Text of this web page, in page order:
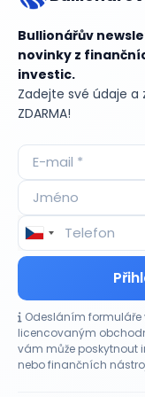
Bullionářův
novinky z
investic.
Zadejte své údaje
ZDARMA!
Odesláním
licencovaným
vám může poskytnout
nebo finančních
Aktuální
CO HÝBE TRHEM
Plány Starlinku